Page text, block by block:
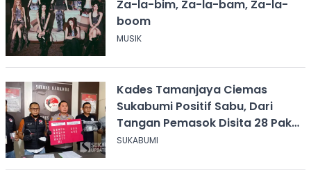
Za-la-bim, Za-la-bam, Za-la-
boom
MUSIK
Kades Tamanjaya Ciemas
Sukabumi Positif Sabu, Dari
Tangan Pemasok Disita 28 Paket
Narkoba
SUKABUMI